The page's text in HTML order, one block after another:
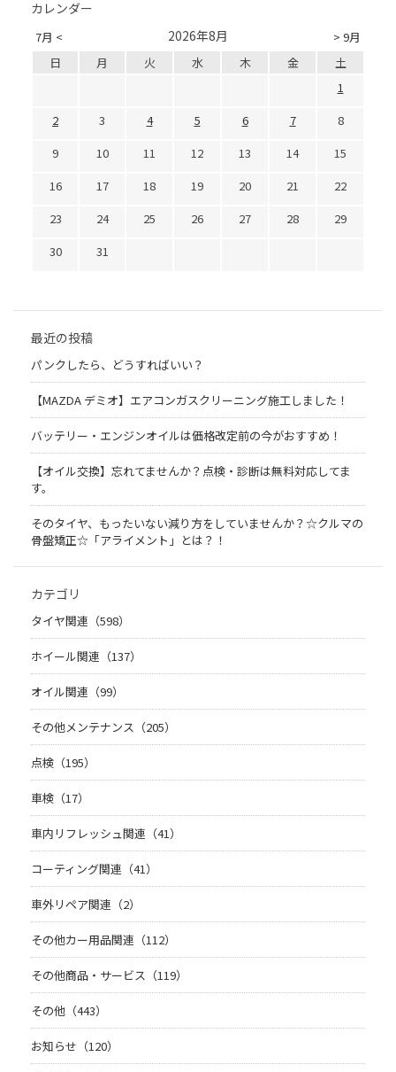
カレンダー
7月 < > 9月
2026年8月
日 月 火 水 木 金
土
1
2
3 4 5 6 7
8
9
10 11 12 13 14
15
16
17 18 19 20 21
22
23
24 25 26 27 28
29
30
31
最近の投稿
パンクしたら、どうすればいい？
【MAZDA デミオ】エアコンガスクリーニング施工しました！
バッテリー・エンジンオイルは価格改定前の今がおすすめ！
【オイル交換】忘れてませんか？点検・診断は無料対応してま
す。
そのタイヤ、もったいない減り方をしていませんか？☆クルマの
骨盤矯正☆「アライメント」とは？！
カテゴリ
タイヤ関連（598）
ホイール関連（137）
オイル関連（99）
その他メンテナンス（205）
点検（195）
車検（17）
車内リフレッシュ関連（41）
コーティング関連（41）
車外リペア関連（2）
その他カー用品関連（112）
その他商品・サービス（119）
その他（443）
お知らせ（120）